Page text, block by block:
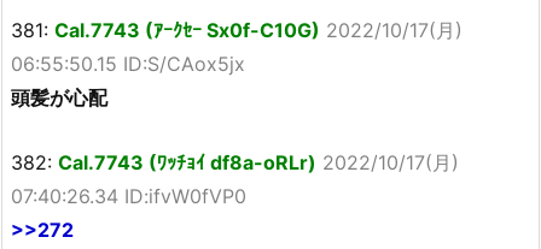
381: Cal.7743 (ｱｰｸｾｰ Sx0f-C10G) 2022/10/17(月)
06:55:50.15 ID:S/CAox5jx
頭髪が心配
382: Cal.7743 (ﾜｯﾁｮｲ df8a-oRLr) 2022/10/17(月)
07:40:26.34 ID:ifvW0fVP0
>>272